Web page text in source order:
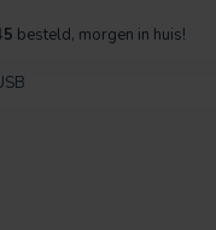
besteld, morgen in huis!